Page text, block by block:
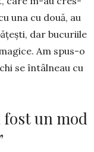
una cu două, au
dar bucuriile
Am spus-o
se întâlneau cu
un mod